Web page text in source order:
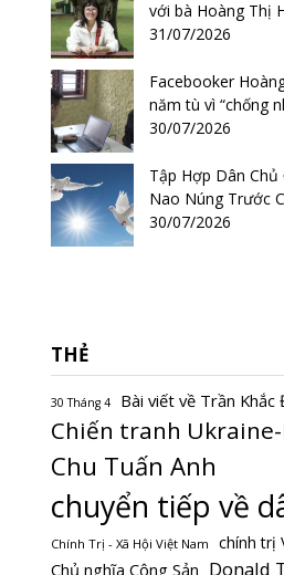
với bà Hoàng Thị
31/07/2026
Facebooker
năm tù vì “chống
30/07/2026
Tập Hợp Dân
Nao Núng Trước
30/07/2026
THẺ
30 Tháng 4 Bài viết về Trần Khắc
Chiến tranh
Chu Tuấn Anh
chuyển tiếp về
Chính Trị - Xã Hội Việt Nam chính trị
Chủ nghĩa Cộng Sản Donald